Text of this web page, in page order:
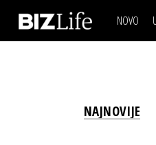
NOVO
NAJNOVIJE